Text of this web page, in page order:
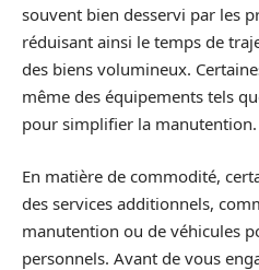
souvent bien desservi par les
réduisant ainsi le temps de
des biens volumineux.
même des équipements tels
pour simplifier la manutention.
En matière de commodité,
des services additionnels,
manutention ou de véhicules
personnels. Avant de vous